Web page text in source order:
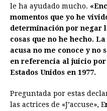
le ha ayudado mucho.
momentos que yo he
determinación por negar
cosas que no he hecho.
acusa no me conoce y no
en referencia al juicio
Estados Unidos en 1977.
Preguntada por estas
las actrices de «J’accuse», E